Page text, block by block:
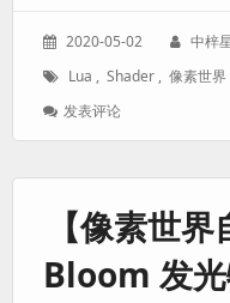
发
于：
2020-05-02
作
中梓
标
Lua , Shader , 像素世界
发表评论: 在
像
世
界
中
使
【像素世
Bloom 发